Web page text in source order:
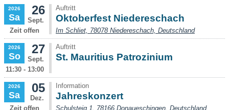
2026
Sa
26
Sept.
Zeit offen
Oktoberfest Niedereschach
Auftritt
Im Schliet, 78078 Niedereschach, Deutschland
2026
So
27
Sept.
11:30 - 13:00
St. Mauritius Patrozinium
Auftritt
2026
Sa
05
Dez.
Zeit offen
Jahreskonzert
Information
Schulsteig 1, 78166 Donaueschingen, Deutschland